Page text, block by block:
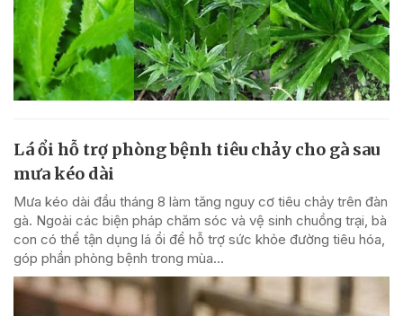
Lá ổi hỗ trợ phòng bệnh tiêu chảy cho gà sau
mưa kéo dài
Mưa kéo dài đầu tháng 8 làm tăng nguy cơ tiêu chảy trên đàn
gà. Ngoài các biện pháp chăm sóc và vệ sinh chuồng trại, bà
con có thể tận dụng lá ổi để hỗ trợ sức khỏe đường tiêu hóa,
góp phần phòng bệnh trong mùa...